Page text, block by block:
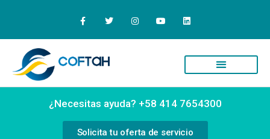
¿Necesitas ayuda? +58 414 7654300
Solicita tu oferta de servicio